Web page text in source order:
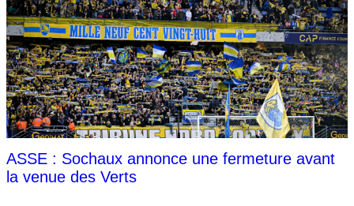
ASSE : Sochaux annonce une fermeture avant
la venue des Verts